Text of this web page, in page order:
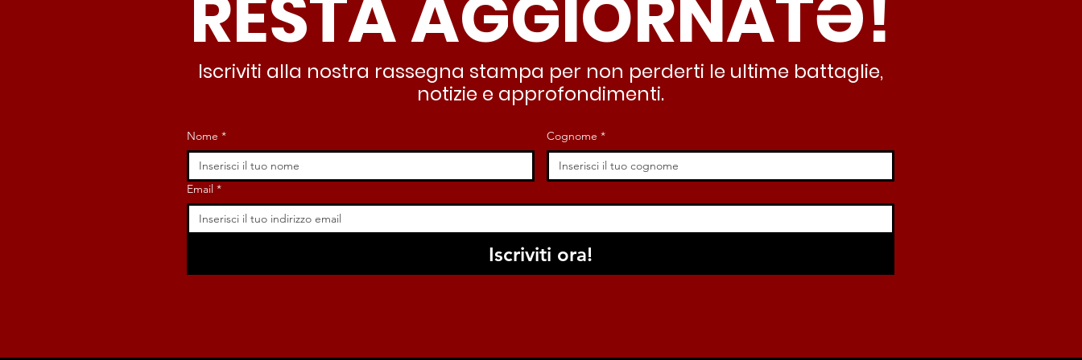
nessuno interviene”
deve garantire servizi e
dignità”
lasciando al caos e
all’abusivismo”
RESTA AGGIORNATƏ!
Iscriviti alla nostra rassegna stampa per non perderti le ultime battaglie,
notizie e approfondimenti.
Nome * Cognome *
Email *
Iscriviti ora!